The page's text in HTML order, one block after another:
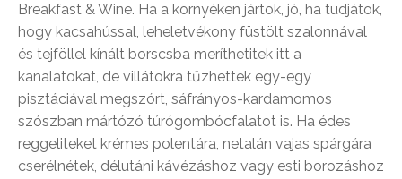
Breakfast & Wine. Ha a környéken jártok, jó, ha tudjátok,
hogy kacsahússal, leheletvékony füstölt szalonnával
és tejföllel kínált borscsba meríthetitek itt a
kanalatokat, de villátokra tűzhettek egy-egy
pisztáciával megszórt, sáfrányos-kardamomos
szószban mártózó túrógombócfalatot is. Ha édes
reggeliteket krémes polentára, netalán vajas spárgára
cserélnétek, délutáni kávézáshoz vagy esti borozáshoz